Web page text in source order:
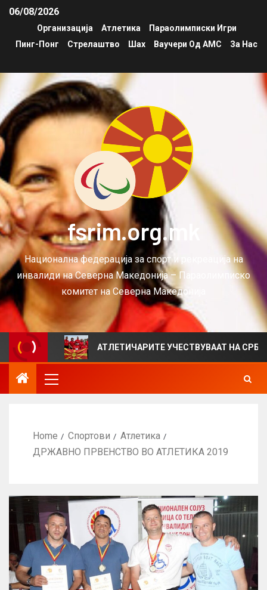
06/08/2026
Организација Атлетика
Параолимписки Игри
Пинг-Понг
Стрелаштво Шах Ваучери Од АМС За Нас
fsrim.org.mk
Национална федерација за спорт и рекреација на
инвалиди на Северна Македонија – Параолимписко
комитет на Северна Македонија
АТЛЕТИЧАРИТЕ УЧЕСТВУВААТ НА СРБИЈА
Home Спортови
Атлетика
ДРЖАВНО ПРВЕНСТВО ВО АТЛЕТИКА 2019